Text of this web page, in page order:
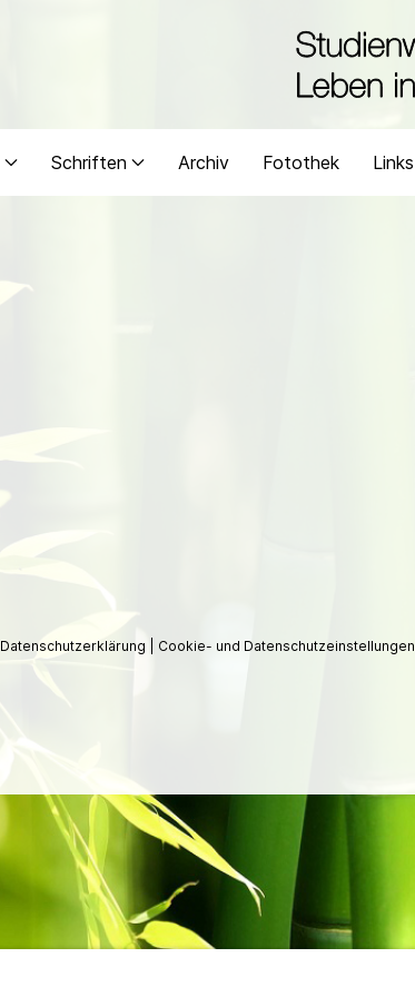
Schriften Archiv Fotothek Links
Datenschutzerklärung Cookie- und Datenschutzeinstellungen